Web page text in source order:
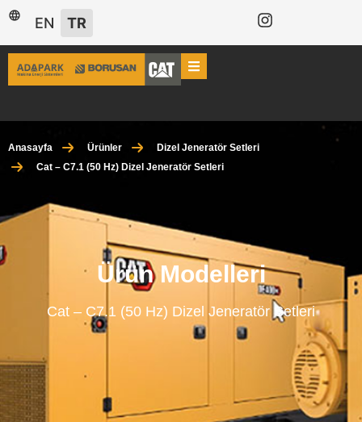
EN TR
Anasayfa Ürünler
Dizel Jeneratör Setleri
Cat – C7.1 (50 Hz) Dizel Jeneratör Setleri
Ürün Modelleri
Cat – C7.1 (50 Hz) Dizel Jeneratör Setleri